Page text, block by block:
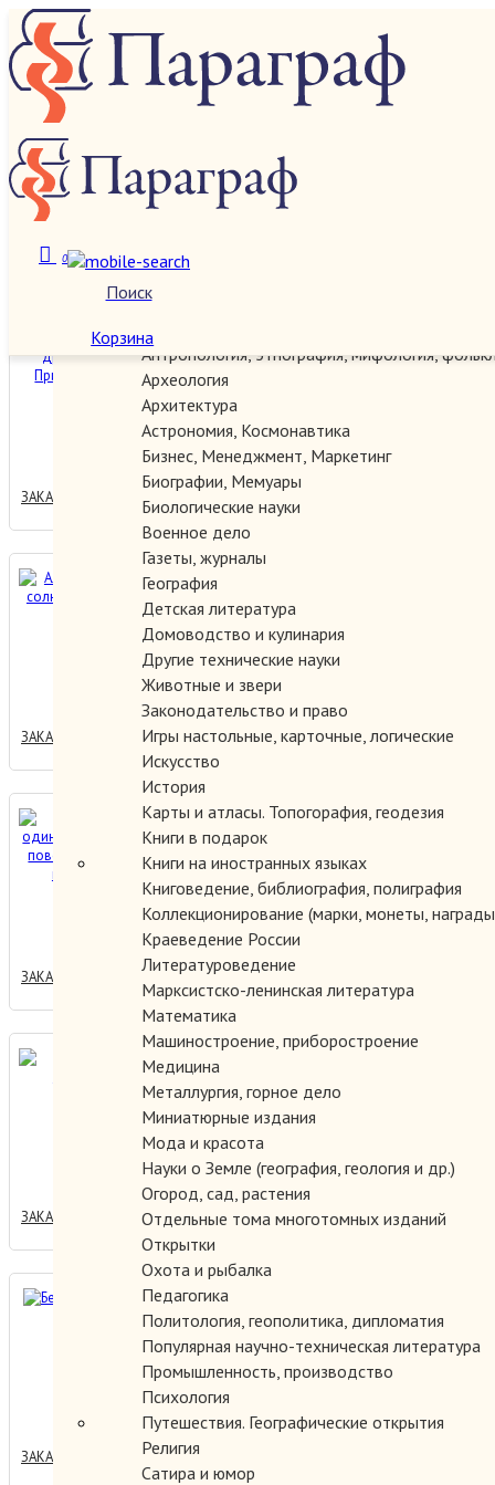
Поиск
0
Корзина
О нас
Категории
Автографы, документы, рукописи
Антропология, этнография, мифология,
Археология
Архитектура
Астрономия, Космонавтика
Бизнес, Менеджмент, Маркетинг
Биографии, Мемуары
Биологические науки
Военное дело
Газеты, журналы
География
Детская литература
Домоводство и кулинария
Другие технические науки
Животные и звери
Законодательство и право
Игры настольные, карточные, логические
Искусство
История
Карты и атласы. Топогорафия, геодезия
Книги в подарок
Книги на иностранных языках
Книговедение, библиография, полиграфия
Коллекционирование (марки, монеты,
Краеведение России
Литературоведение
Марксистско-ленинская литература
Математика
Машиностроение, приборостроение
Медицина
Металлургия, горное дело
Миниатюрные издания
Мода и красота
Науки о Земле (география, геология и др.)
Огород, сад, растения
Отдельные тома многотомных изданий
Открытки
Охота и рыбалка
Педагогика
Политология, геополитика, дипломатия
Популярная научно-техническая литература
Промышленность, производство
Психология
Путешествия. Географические открытия
Религия
Сатира и юмор
Проза отечественных авторов
Количество:
Принцы в башне
250.00 руб.
ЗАКАЗАТЬ
Альберт Иванов солнечный
зайчик.
400.00 руб.
ЗАКАЗАТЬ
Белеет парус
одинокий.Северная
повесть.Повесть о
настоящем человеке.
250.00 руб.
ЗАКАЗАТЬ
Белеет парус одинокий.
200.00 руб.
ЗАКАЗАТЬ
Беседы в вагоне.
150.00 руб.
ЗАКАЗАТЬ